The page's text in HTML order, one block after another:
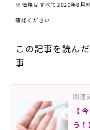
※価格はすべて2020年8月
確認ください
この記事を読ん
事
関連
【
う